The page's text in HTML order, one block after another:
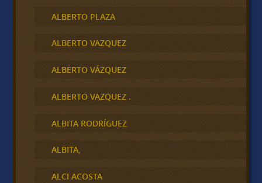
ALBERTO PLAZA
ALBERTO VAZQUEZ
ALBERTO VÁZQUEZ
ALBERTO VAZQUEZ .
ALBITA RODRÍGUEZ
ALBITA,
ALCI ACOSTA